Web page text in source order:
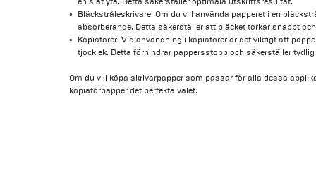
Bläckstråleskrivare: Om du vill använda papperet i en
absorberande. Detta säkerställer att bläcket torkar snabbt
Kopiatorer: Vid användning i kopiatorer är det viktigt att
tjocklek. Detta förhindrar pappersstopp och säkerställer
Om du vill köpa skrivarpapper som passar för alla dessa
kopiatorpapper det perfekta valet.